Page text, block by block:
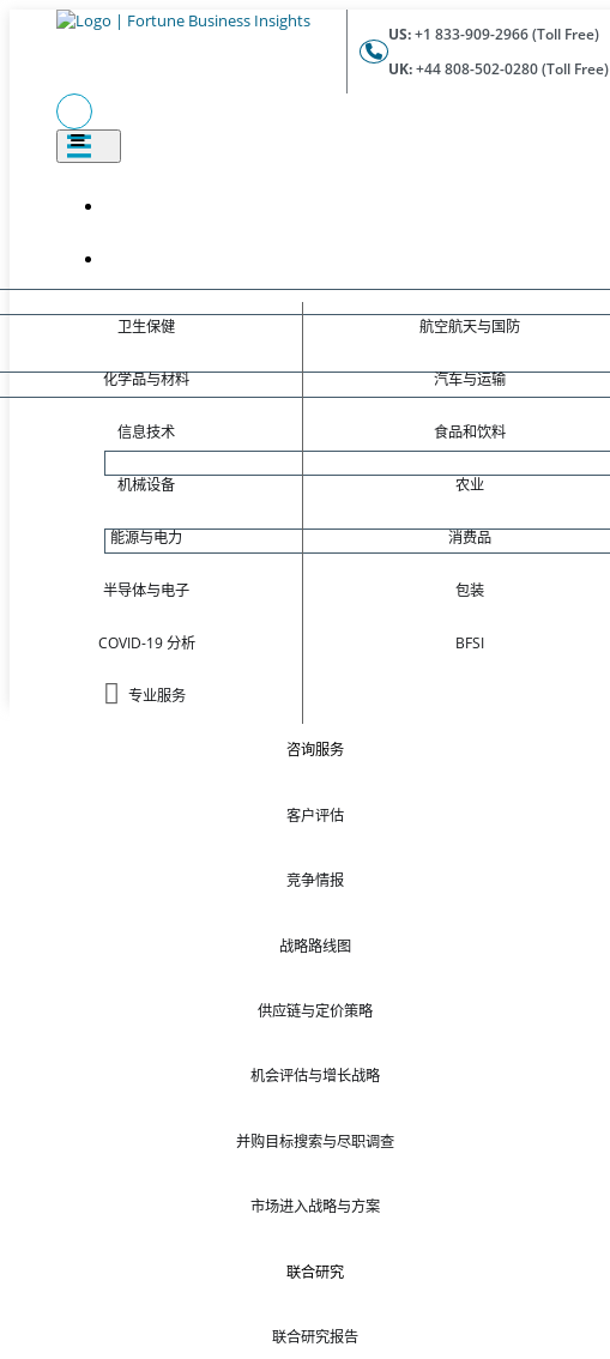
US:+1 833-909-2966 (Toll Free)
UK:+44 808-502-0280 (Toll Free)
卫生保健
化学品与材料
信息技术
机械设备
能源与电力
半导体与电子
COVID-19 分析
专业服务
航空航天与国防
汽车与运输
食品和饮料
农业
消费品
包装
BFSI
咨询服务
客户评估
竞争情报
战略路线图
供应链与定价策略
机会评估与增长战略
并购目标搜索与尽职调查
市场进入战略与方案
联合研究
联合研究报告